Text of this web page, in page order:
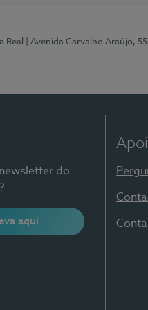
Real | Avenida Carvalho Araújo,
do
aqui